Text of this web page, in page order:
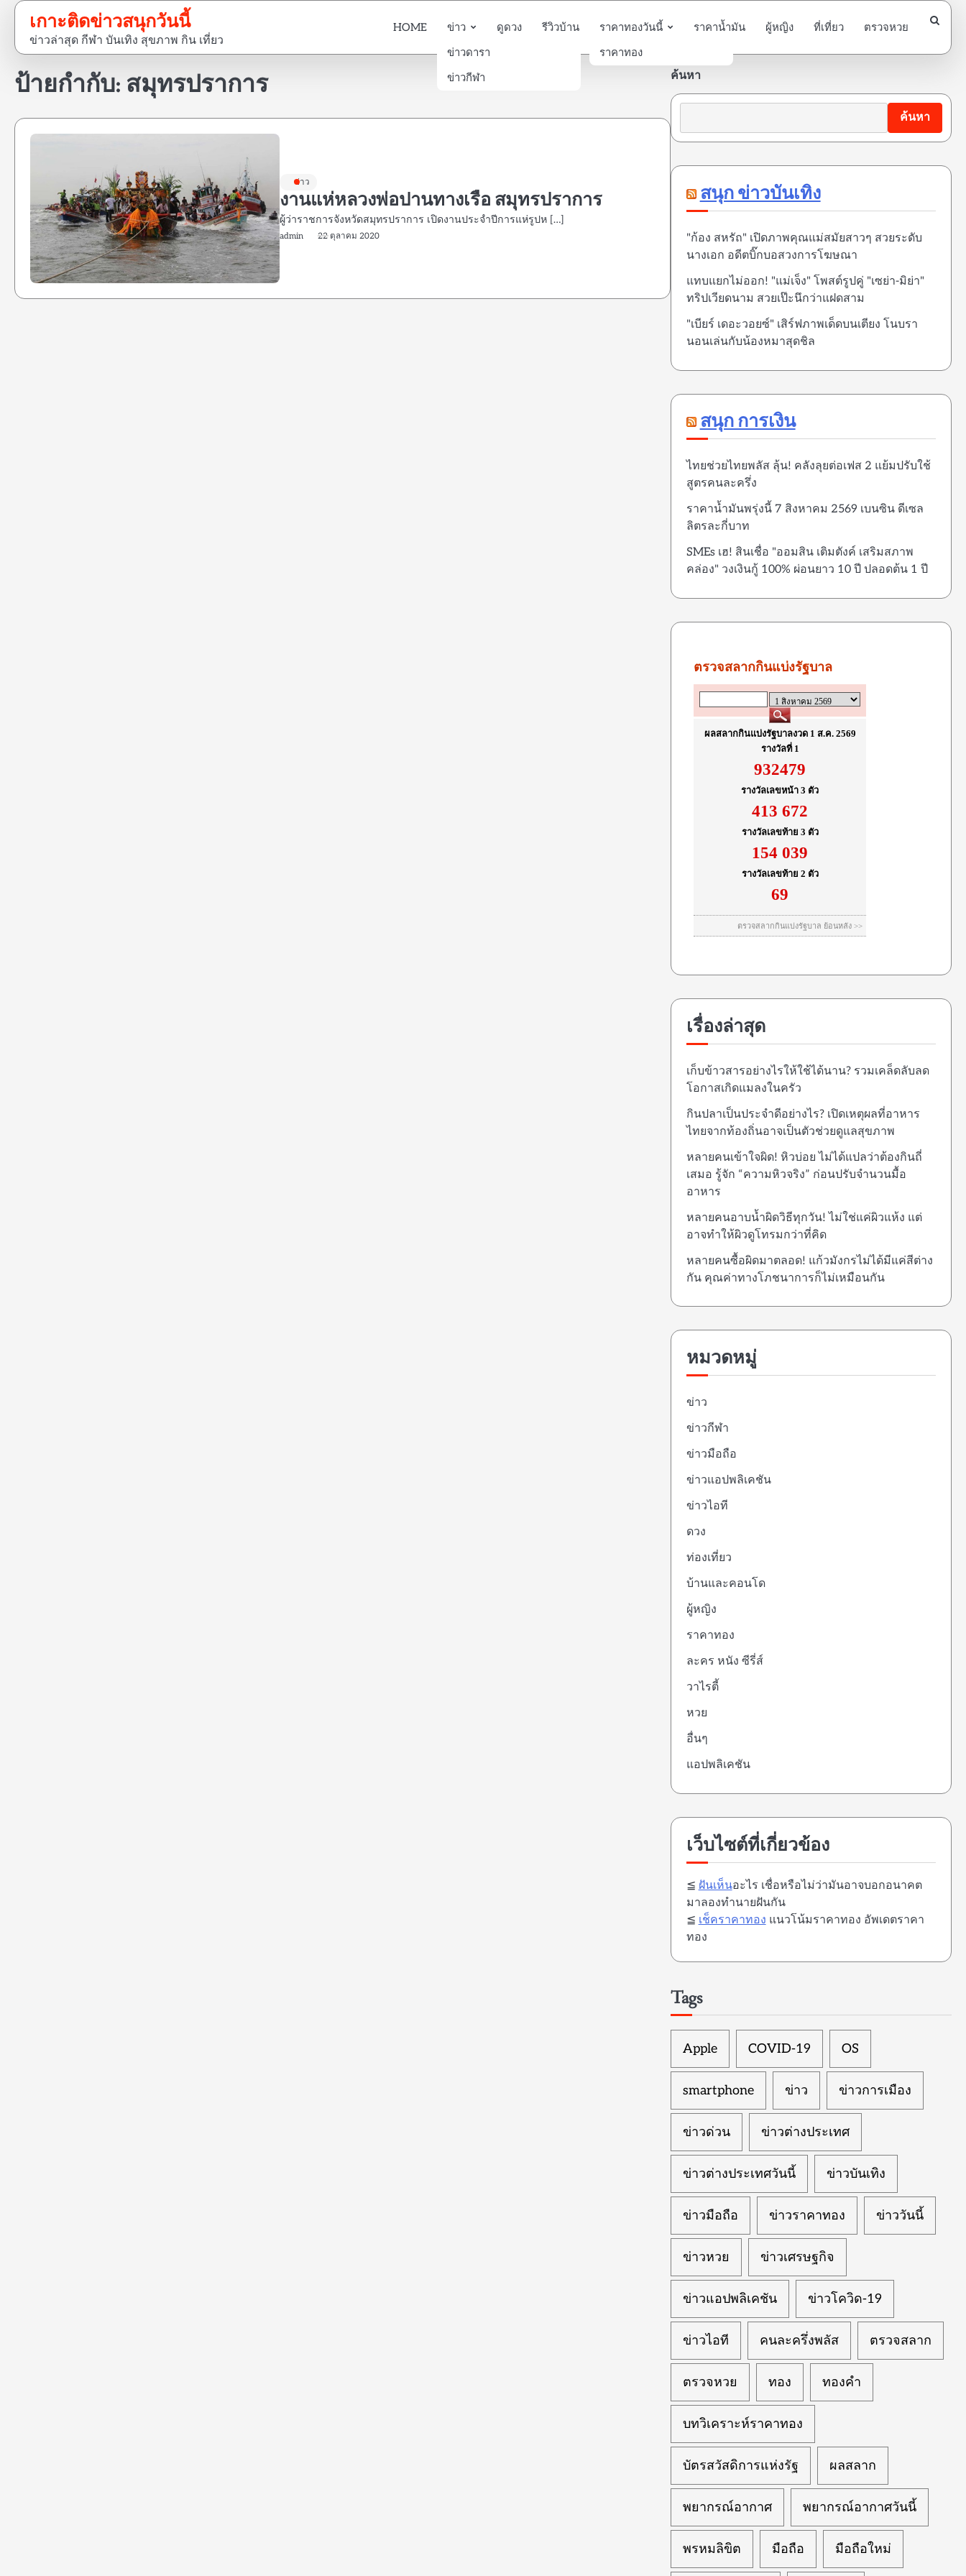
Skip
content
เกาะติดข่าวสนุกวันนี้
ข่าวล่าสุด กีฬา บันเทิง สุขภาพ กิน เที่ยว
HOME
ข่าว
ข่าวดารา
ข่าวกีฬา
ดูดวง รีวิวบ้าน
ราคาทองวันนี้
ราคาทอง
ราคาน้ำมัน ผู้หญิง ที่เที่ยว ตรวจหวย
ป้ายกำกับ: สมุทรปราการ
ข่าว
งานแห่หลวงพ่อปานทางเรือ สมุทรปราการ
ผู้ว่าราชการจังหวัดสมุทรปราการ เปิดงานประจำปีการแห่รูปห […]
admin 22 ตุลาคม 2020
ค้นหา
ค้นหา
สนุก ข่าวบันเทิง
"ก้อง สหรัถ" เปิดภาพคุณแม่สมัยสาวๆ สวยระดับ
นางเอก อดีตบิ๊กบอสวงการโฆษณา
แทบแยกไม่ออก! "แม่เจ็ง" โพสต์รูปคู่ "เซย่า-มิย่า"
ทริปเวียดนาม สวยเป๊ะนึกว่าแฝดสาม
"เบียร์ เดอะวอยซ์" เสิร์ฟภาพเด็ดบนเตียง โนบรา
นอนเล่นกับน้องหมาสุดชิล
สนุก การเงิน
ไทยช่วยไทยพลัส ลุ้น! คลังลุยต่อเฟส 2 แย้มปรับใช้
สูตรคนละครึ่ง
ราคาน้ำมันพรุ่งนี้ 7 สิงหาคม 2569 เบนซิน ดีเซล
ลิตรละกี่บาท
SMEs เฮ! สินเชื่อ "ออมสิน เติมตังค์ เสริมสภาพ
คล่อง" วงเงินกู้ 100% ผ่อนยาว 10 ปี ปลอดต้น 1 ปี
เรื่องล่าสุด
เก็บข้าวสารอย่างไรให้ใช้ได้นาน? รวมเคล็ดลับลด
โอกาสเกิดแมลงในครัว
กินปลาเป็นประจำดีอย่างไร? เปิดเหตุผลที่อาหาร
ไทยจากท้องถิ่นอาจเป็นตัวช่วยดูแลสุขภาพ
หลายคนเข้าใจผิด! หิวบ่อย ไม่ได้แปลว่าต้องกินถี่
เสมอ รู้จัก “ความหิวจริง” ก่อนปรับจำนวนมื้อ
อาหาร
หลายคนอาบน้ำผิดวิธีทุกวัน! ไม่ใช่แค่ผิวแห้ง แต่
อาจทำให้ผิวดูโทรมกว่าที่คิด
หลายคนซื้อผิดมาตลอด! แก้วมังกรไม่ได้มีแค่สีต่าง
กัน คุณค่าทางโภชนาการก็ไม่เหมือนกัน
หมวดหมู่
ข่าว
ข่าวกีฬา
ข่าวมือถือ
ข่าวแอปพลิเคชัน
ข่าวไอที
ดวง
ท่องเที่ยว
บ้านและคอนโด
ผู้หญิง
ราคาทอง
ละคร หนัง ซีรี่ส์
วาไรตี้
หวย
อื่นๆ
แอปพลิเคชัน
เว็บไซต์ที่เกี่ยวข้อง
≦ ฝันเห็นอะไร เชื่อหรือไม่ว่ามันอาจบอกอนาคต
มาลองทำนายฝันกัน
≦ เช็คราคาทอง แนวโน้มราคาทอง อัพเดตราคา
ทอง
Tags
Apple COVID-19 OS
smartphone ข่าว ข่าวการเมือง
ข่าวด่วน ข่าวต่างประเทศ
ข่าวต่างประเทศวันนี้ ข่าวบันเทิง
ข่าวมือถือ ข่าวราคาทอง ข่าววันนี้
ข่าวหวย ข่าวเศรษฐกิจ
ข่าวแอปพลิเคชัน ข่าวโควิด-19
ข่าวไอที คนละครึ่งพลัส ตรวจสลาก
ตรวจหวย ทอง ทองคำ
บทวิเคราะห์ราคาทอง
บัตรสวัสดิการแห่งรัฐ ผลสลาก
พยากรณ์อากาศ พยากรณ์อากาศวันนี้
พรหมลิขิต มือถือ มือถือใหม่